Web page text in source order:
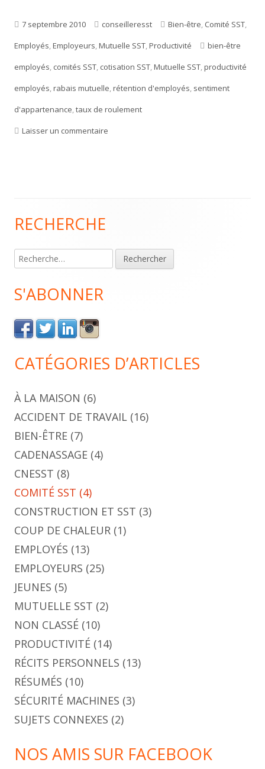
Publié
le
7 septembre 2010 Auteur
conseilleresst Catégories
Bien-être, Comité SST,
Employés,Employeurs,Mutuelle SST,Productivité Étiquettes
bien-être
employés, comités SST, cotisation SST,Mutuelle SST,productivité
employés,rabais mutuelle,rétention d'employés, sentiment
d'appartenance,taux de roulement
Laisser un commentaire
Colonne
principale
RECHERCHE
Rechercher :
S'ABONNER
CATÉGORIES D’ARTICLES
À LA MAISON (6)
ACCIDENT DE TRAVAIL (16)
BIEN-ÊTRE (7)
CADENASSAGE (4)
CNESST (8)
COMITÉ SST (4)
CONSTRUCTION ET SST (3)
COUP DE CHALEUR (1)
EMPLOYÉS (13)
EMPLOYEURS (25)
JEUNES (5)
MUTUELLE SST (2)
NON CLASSÉ (10)
PRODUCTIVITÉ (14)
RÉCITS PERSONNELS (13)
RÉSUMÉS (10)
SÉCURITÉ MACHINES (3)
SUJETS CONNEXES (2)
NOS AMIS SUR FACEBOOK